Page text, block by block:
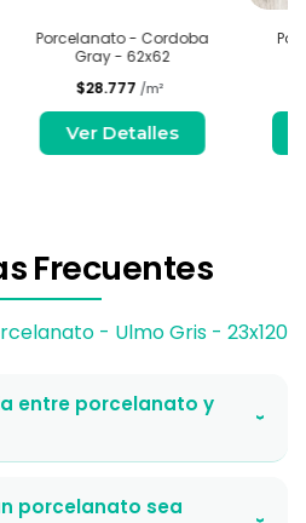
Porcelanato - Cordoba
Gray - 62x62
$28.777/m²
Ver Detalles
Frecuentes
- Ulmo Gris - 23x120
entre porcelanato y
›
porcelanato sea
›